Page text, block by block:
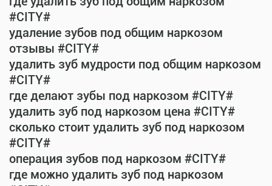
#CITY#
удаление зубов под общим наркозом
отзывы #CITY#
удалить зуб мудрости под общим наркозом
#CITY#
где делают зубы под наркозом #CITY#
удалить зуб под наркозом цена #CITY#
сколько стоит удалить зуб под наркозом
#CITY#
операция зубов под наркозом #CITY#
где можно удалить зуб под наркозом